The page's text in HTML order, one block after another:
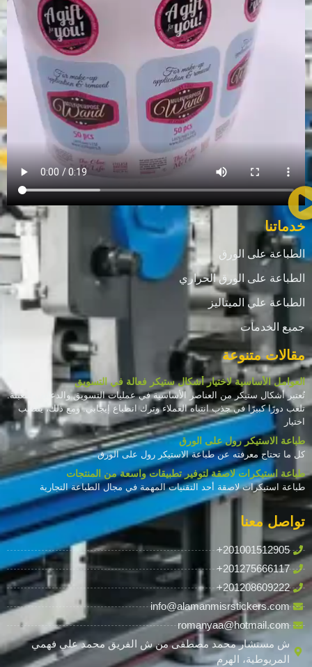
خدماتنا
الطباعة على الورق
الطباعة على الورق الحراري
الطباعة علي الميتاليز
جميع الخدمات
مقالات متنوعة
العوامل الأساسية لاختيار أشكال ستيكر فعالة في التسويق
تُعتبر أشكال ستيكر من العناصر الأساسية في عمليات التسويق والدعاية والتعبئة.
تلعب دورًا كبيرًا في جذب انتباه العملاء وترك انطباع إيجابي. ومع ذلك، يتطلب
اختيار
طباعة الاستيكر رول على الورق
كل ما تحتاج معرفته عن طباعة الاستيكر رول على الورق
طباعة استيكرات لاصقة لتوفير تطبيقات واسعة من المنتجات
طباعة استيكرات لاصقة أحد التقنيات المهمة في مجال الطباعة التجارية
تواصل معنا
+201001512905
+201275666117
+201208609222
info@alamanmisrstickers.com
romanyaa@hotmail.com
ش مستشار محمد مصطفى من ش الفريق محمد علي فهمي
المريوطية، الهرم